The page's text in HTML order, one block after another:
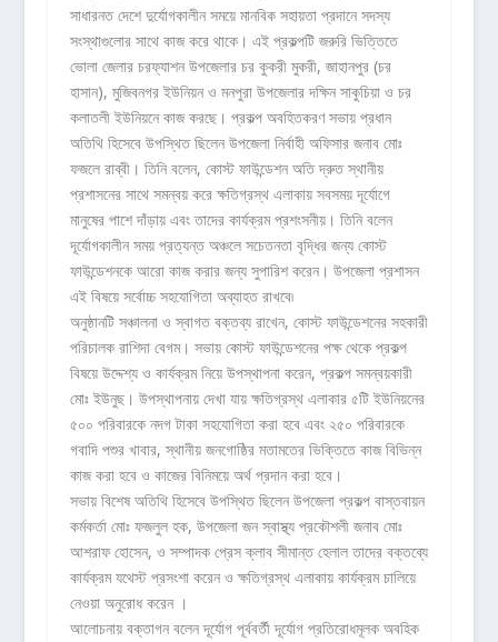
সাধারনত দেশে দুর্যোগকালীন সময়ে মানবিক সহায়তা প্রদানে সদস্য
সংস্থাগুলোর সাথে কাজ করে থাকে। এই প্রকল্পটি জরুরি ভিত্তিতে
ভোলা জেলার চরফ্যাশন উপজেলার চর কুকরী মুকরী, জাহানপুর (চর
হাসান), মুজিবনগর ইউনিয়ন ও মনপুরা উপজেলার দক্ষিন সাকুচিয়া ও চর
কলাতলী ইউনিয়নে কাজ করছে। প্রকল্প অবহিতকরণ সভায় প্রধান
অতিথি হিসেবে উপস্থিত ছিলেন উপজেলা নির্বাহী অফিসার জনাব মোঃ
ফজলে রাব্বী। তিনি বলেন, কোস্ট ফাউন্ডেশন অতি দ্রুত স্থানীয়
প্রশাসনের সাথে সমন্বয় করে ক্ষতিগ্রস্থ এলাকায় সবসময় দূর্যোগে
মানুষের পাশে দাঁড়ায় এবং তাদের কার্যক্রম প্রশংসনীয়। তিনি বলেন
দূর্যোগকালীন সময় প্রত্যন্ত অঞ্চলে সচেতনতা বৃদ্ধির জন্য কোস্ট
ফাউন্ডেশনকে আরো কাজ করার জন্য সুপারিশ করেন। উপজেলা প্রশাসন
এই বিষয়ে সর্বোচ্চ সহযোগিতা অব্যাহত রাখবে৷
অনুষ্ঠানটি সঞ্চালনা ও স্বাগত বক্তব্য রাখেন, কোস্ট ফাউন্ডেশনের সহকারী
পরিচালক রাশিদা বেগম। সভায় কোস্ট ফাউন্ডেশনের পক্ষ থেকে প্রকল্প
বিষয়ে উদ্দেশ্য ও কার্যক্রম নিয়ে উপস্থাপনা করেন, প্রকল্প সমন্বয়কারী
মোঃ ইউনুছ। উপস্থাপনায় দেখা যায় ক্ষতিগ্রস্থ এলাকার ৫টি ইউনিয়নের
৫০০ পরিবারকে নদগ টাকা সহযোগিতা করা হবে এবং ২৫০ পরিবারকে
গবাদি পশুর খাবার, স্থানীয় জনগোষ্ঠির মতামতের ভিক্তিতে কাজ বিভিন্ন
কাজ করা হবে ও কাজের বিনিময়ে অর্থ প্রদান করা হবে।
সভায় বিশেষ অতিথি হিসেবে উপস্থিত ছিলেন উপজেলা প্রকল্প বাস্তবায়ন
কর্মকর্তা মোঃ ফজলুল হক, উপজেলা জন স্বাস্থ্য প্রকৌশলী জনাব মোঃ
আশরাফ হোসেন, ও সম্পাদক প্রেস ক্লাব সীমান্ত হেলাল তাদের বক্তব্যে
কার্যক্রম যথেস্ট প্রসংশা করেন ও ক্ষতিগ্রস্থ এলাকায় কার্যক্রম চালিয়ে
নেওয়া অনুরোধ করেন ।
আলোচনায় বক্তাগন বলেন দূর্যোগ পূর্ববর্তী দূর্যোগ প্রতিরোধমূলক অবহিক